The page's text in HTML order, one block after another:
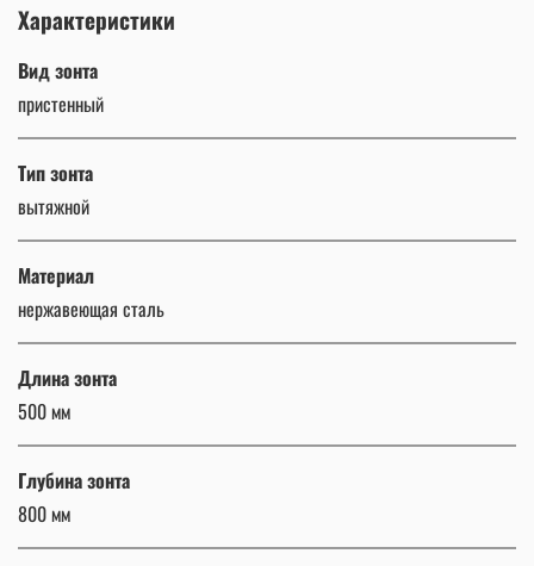
Характеристики
Вид зонта
пристенный
Тип зонта
вытяжной
Материал
нержавеющая сталь
Длина зонта
500 мм
Глубина зонта
800 мм